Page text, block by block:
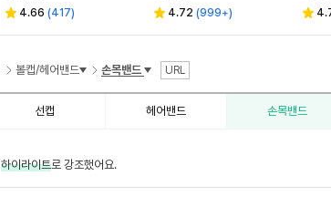
별 4.66 리
(417)
별 4.72 리
(999+)
별
볼캡/헤어밴드 손목밴드 URL
선캡 헤어밴드 손목밴드
하이라이트로 강조했어요.